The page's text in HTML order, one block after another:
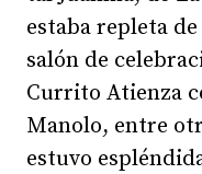
estaba repleta
salón de
Currito Atienza
Manolo, entre
estuvo